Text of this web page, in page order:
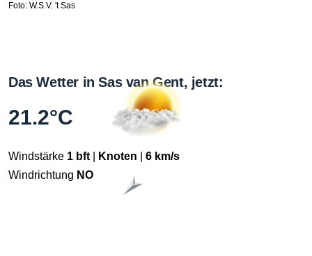
Foto: W.S.V. 't Sas
Das Wetter in Sas van Gent, jetzt:
21.2°C
Windstärke 1 bft Knoten
6 km/s
Windrichtung NO